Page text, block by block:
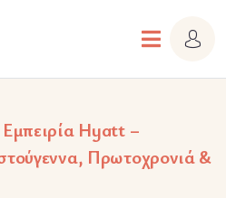
Hyatt –
Πρωτοχρονιά &